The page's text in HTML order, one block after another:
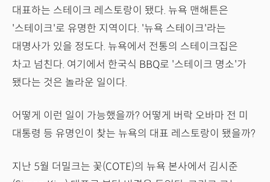
대표하는 스테이크 레스토랑이 됐다. 뉴욕 맨해튼은
'스테이크'로 유명한 지역이다. '뉴욕 스테이크'라는
대명사가 있을 정도다. 뉴욕에서 전통의 스테이크집은
차고 넘친다. 여기에서 한국식 BBQ로 '스테이크 명소'가
됐다는 것은 놀라운 일이다.
어떻게 이런 일이 가능했을까? 어떻게 버락 오바마 전 미
대통령 등 유명인이 찾는 뉴욕의 대표 레스토랑이 됐을까?
지난 5월 더밀크는 꽃(COTE)의 뉴욕 본사에서 김시준